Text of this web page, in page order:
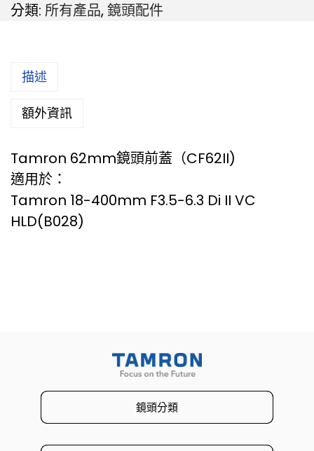
分類: 所有產品,鏡頭配件
描述
額外資訊
Tamron 62mm鏡頭前蓋（CF62II)
適用於：
Tamron 18-400mm F3.5-6.3 Di II VC
HLD(B028)
鏡頭分類